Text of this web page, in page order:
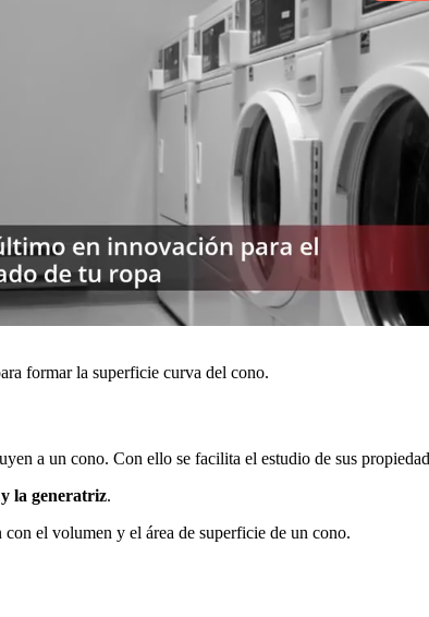
formar la superficie curva del cono.
a un cono. Con ello se facilita el estudio de sus
la generatriz.
el volumen y el área de superficie de un cono.